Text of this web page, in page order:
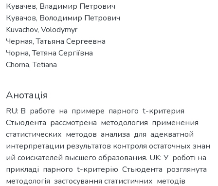
Кувачев, Владимир Петрович
Кувачов, Володимир Петрович
Kuvachov, Volodymyr
Черная, Татьяна Сергеевна
Чорна, Тетяна Сергіївна
Chorna, Tetiana
Анотація
RU: В работе на примере парного t-критерия
Стьюдента рассмотрена методология применения
статистических методов анализа для адекватной
интерпретации результатов контроля остаточных знан
ий соискателей высшего образования. UK: У роботі на
прикладі парного t-критерію Стьюдента розглянута
методологія застосування статистичних методів